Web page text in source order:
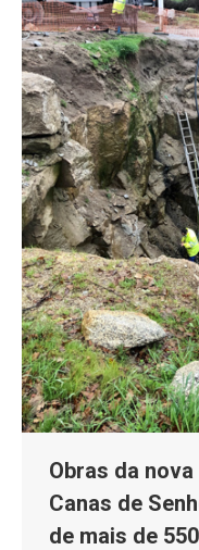
Obras da
Canas de
de mais de